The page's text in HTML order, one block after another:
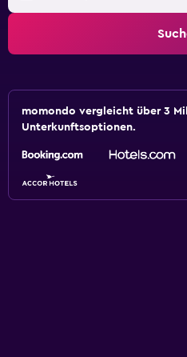
momondo vergleicht über 3
Unterkunftsoptionen.